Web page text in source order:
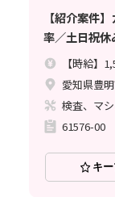
【紹介案件
率／土日祝休
【時給】
愛知県豊
検査、マ
61576-00
キ